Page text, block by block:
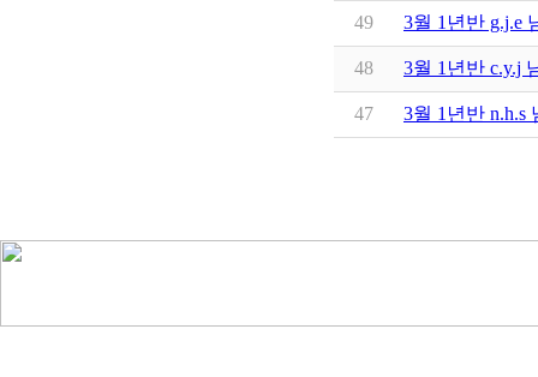
49 3월 1년반 g.j.e
48 3월 1년반 c.y.j
47 3월 1년반 n.h.s